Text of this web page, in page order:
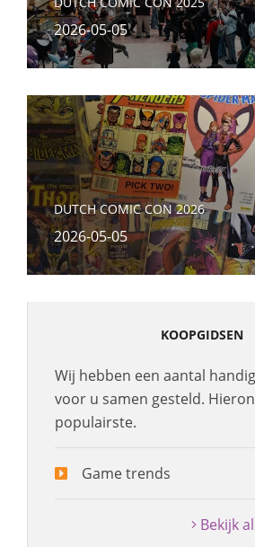
2026-05-05
DUTCH COMIC CON 2026
2026-05-05
KOOPGIDSEN
Wij hebben een aantal
voor u samen gesteld.
populairste.
Game trends
Bekijk